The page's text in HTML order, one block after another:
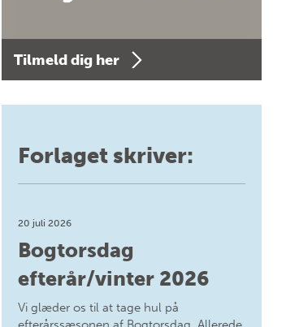
Tilmeld dig her
Forlaget skriver:
20 juli 2026
Bogtorsdag
efterår/vinter 2026
Vi glæder os til at tage hul på